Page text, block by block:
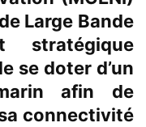
Large Bande
stratégique
se doter d’un
afin de
connectivité